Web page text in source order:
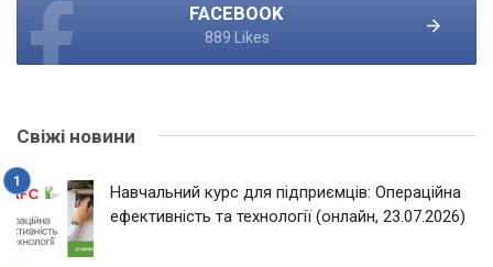
FACEBOOK
889 Likes
Свіжі новини
Навчальний курс для підприємців: Операційна
ефективність та технології (онлайн, 23.07.2026)